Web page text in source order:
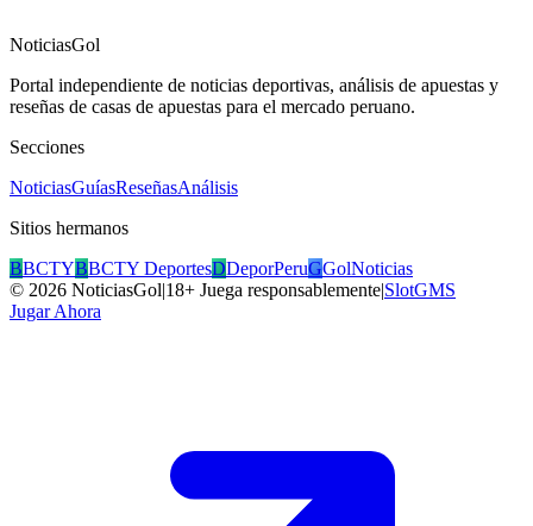
NoticiasGol
Portal independiente de noticias deportivas, análisis de apuestas y
reseñas de casas de apuestas para el mercado peruano.
Secciones
NoticiasGuíasReseñasAnálisis
Sitios hermanos
BBCTYBBCTY DeportesDDeporPeruGGolNoticias
© 2026 NoticiasGol|18+ Juega responsablemente|SlotGMS
Jugar Ahora